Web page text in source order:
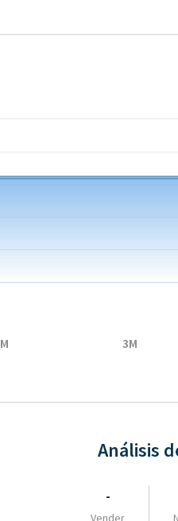
to 5.9882.
3M
Análisis
-
Vender